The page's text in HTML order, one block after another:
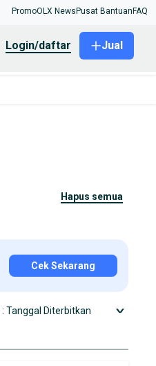
PromoOLX News Pusat Bantuan FAQ
login/daftar Jual
hapus semua
Cek Sekarang
: Tanggal Diterbitkan